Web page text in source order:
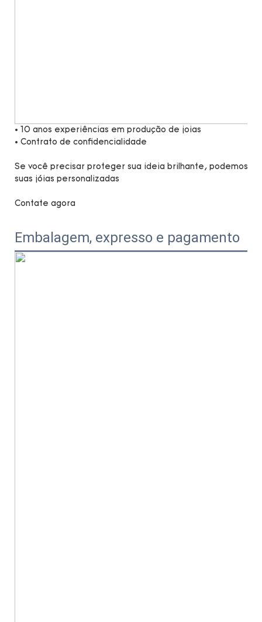
• 10 anos experiências em produção de joias
• Contrato de confidencialidade
Se você precisar proteger sua ideia brilhante, podemos
suas jóias personalizadas
Contate agora
Embalagem, expresso e pagamento